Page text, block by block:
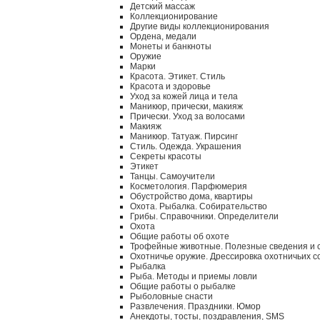
Детский массаж
Коллекционирование
Другие виды коллекционирования
Ордена, медали
Монеты и банкноты
Оружие
Марки
Красота. Этикет. Стиль
Красота и здоровье
Уход за кожей лица и тела
Маникюр, прически, макияж
Прически. Уход за волосами
Макияж
Маникюр. Татуаж. Пирсинг
Стиль. Одежда. Украшения
Секреты красоты
Этикет
Танцы. Самоучители
Косметология. Парфюмерия
Обустройство дома, квартиры
Охота. Рыбалка. Собирательство
Грибы. Справочники. Определители
Охота
Общие работы об охоте
Трофейные животные. Полезные сведения и
Охотничье оружие. Дрессировка охотничьих
Рыбалка
Рыба. Методы и приемы ловли
Общие работы о рыбалке
Рыболовные снасти
Развлечения. Праздники. Юмор
Анекдоты, тосты, поздравления, SMS